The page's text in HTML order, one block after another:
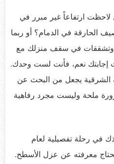
ارتفاعاً غير مبرر في
الحارقة في الدمام؟ أو ربما
وتشققات في سقف منزلك مع
إجابتك نعم، فأنت لست وحدك.
الشرقية يجعل من البحث عن
ملحة وليست مجرد رفاهية
في رحلة تفصيلية لعام
تحتاج معرفته عن عزل الأسطح.